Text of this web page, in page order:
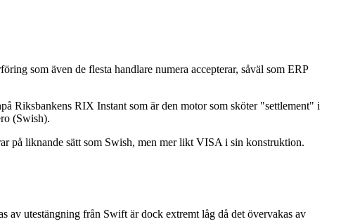
som även de flesta handlare numera accepterar, såväl som ERP
Riksbankens RIX Instant som är den motor som sköter "settlement" i
(Swish).
på liknande sätt som Swish, men mer likt VISA i sin konstruktion.
av utestängning från Swift är dock extremt låg då det övervakas av